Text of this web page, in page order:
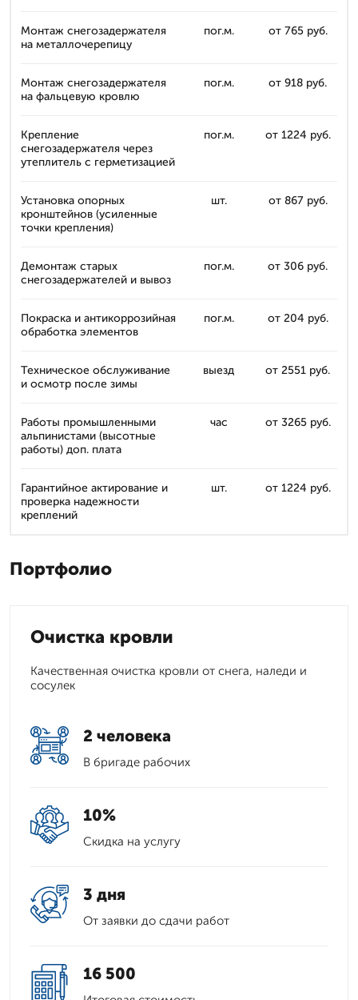
Монтаж снегозадержателя
на металлочерепицу
пог.м. от 765 руб.
Монтаж снегозадержателя
на фальцевую кровлю
пог.м. от 918 руб.
Крепление
снегозадержателя через
утеплитель с герметизацией
пог.м. от 1224 руб.
Установка опорных
кронштейнов (усиленные
точки крепления)
шт. от 867 руб.
Демонтаж старых
снегозадержателей и вывоз
пог.м. от 306 руб.
Покраска и антикоррозийная
обработка элементов
пог.м. от 204 руб.
Техническое обслуживание
и осмотр после зимы
выезд от 2551 руб.
Работы промышленными
альпинистами (высотные
работы) доп. плата
час от 3265 руб.
Гарантийное актирование и
проверка надежности
креплений
шт. от 1224 руб.
Портфолио
Очистка кровли
Качественная очистка кровли от снега, наледи и
сосулек
2 человека
В бригаде рабочих
10%
Скидка на услугу
3 дня
От заявки до сдачи работ
16 500